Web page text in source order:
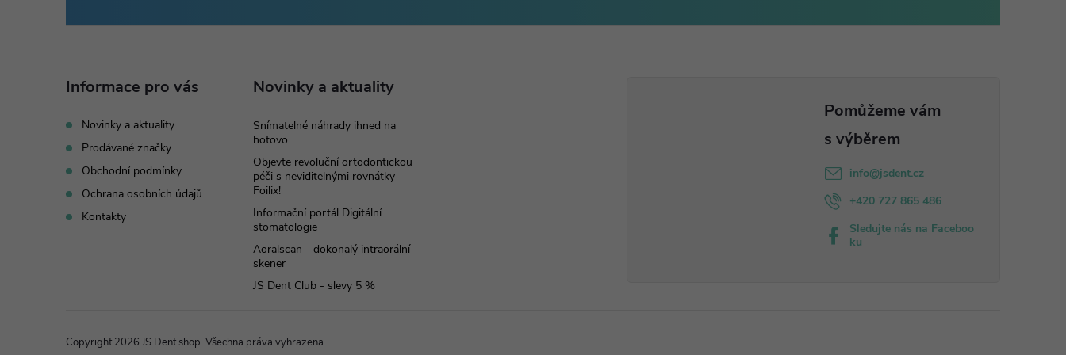
Informace pro vás
Novinky a aktuality
Prodávané značky
Obchodní podmínky
Ochrana osobních údajů
Kontakty
Novinky a aktuality
Snímatelné náhrady ihned na
hotovo
Objevte revoluční ortodontickou
péči s neviditelnými rovnátky
Foilix!
Informační portál Digitální
stomatologie
Aoralscan - dokonalý intraorální
skener
JS Dent Club - slevy 5 %
info@jsdent.cz
+420 727 865 486
Sledujte nás na Faceboo
ku
Copyright 2026 JS Dent shop. Všechna práva vyhrazena.